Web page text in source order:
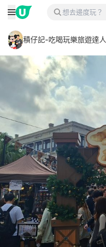
積仔記-吃喝玩樂旅遊達人